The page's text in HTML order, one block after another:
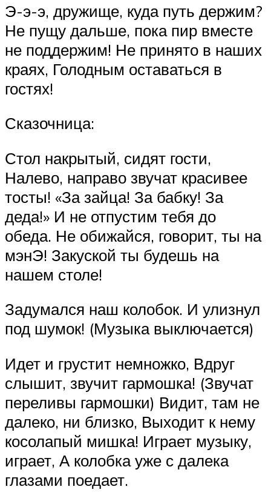
Э-э-э, дружище, куда путь держим?
Не пущу дальше, пока пир вместе
не поддержим! Не принято в наших
краях, Голодным оставаться в
гостях!
Сказочница:
Стол накрытый, сидят гости,
Налево, направо звучат красивее
тосты! «За зайца! За бабку! За
деда!» И не отпустим тебя до
обеда. Не обижайся, говорит, ты на
мэнЭ! Закуской ты будешь на
нашем столе!
Задумался наш колобок. И улизнул
под шумок! (Музыка выключается)
Идет и грустит немножко, Вдруг
слышит, звучит гармошка! (Звучат
переливы гармошки) Видит, там не
далеко, ни близко, Выходит к нему
косолапый мишка! Играет музыку,
играет, А колобка уже с далека
глазами поедает.